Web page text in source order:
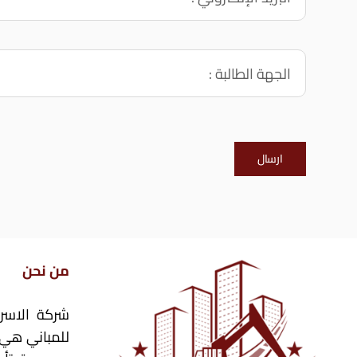
ارسال
من نحن
شركة
للمباني